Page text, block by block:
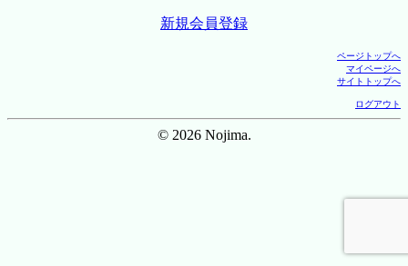
新規会員登録
ページトップへ
マイページへ
サイトトップへ
ログアウト
© 2026 Nojima.